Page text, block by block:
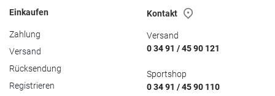
Einkaufen
Zahlung
Versand
Rücksendung
Registrieren
Kontakt
Versand
0 34 91 / 45 90 121
Sportshop
0 34 91 / 45 90 110